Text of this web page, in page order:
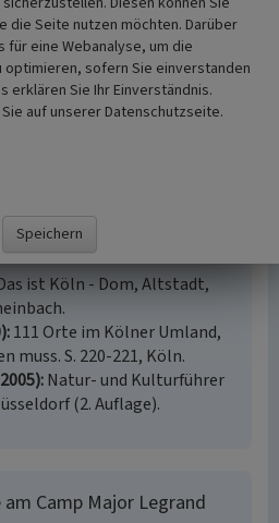
der Wahner Heide,
22.09.2011)
Einsatz an der
15.10.2019)
(Text Elisabeth
Streitkräfte in Köln (abgerufen
ist Köln - Dom, Altstadt,
111 Orte im Kölner Umland,
muss. S. 220-221, Köln.
Natur- und Kulturführer
(2. Auflage).
Camp Major Legrand
die Seite nutzen möchten. Darüber
für eine Webanalyse, um die
sofern Sie einverstanden
erklären Sie Ihr Einverständnis.
auf unserer Datenschutzseite.